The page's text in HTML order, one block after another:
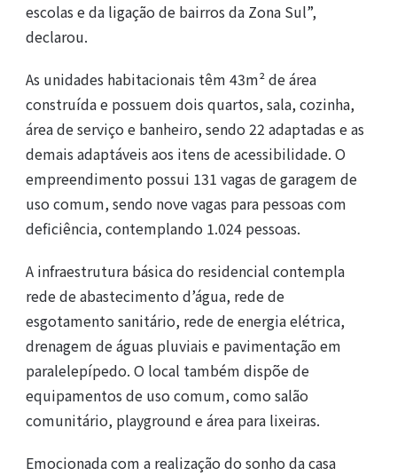
escolas e da ligação de bairros da Zona Sul”,
declarou.
As unidades habitacionais têm 43m² de área
construída e possuem dois quartos, sala, cozinha,
área de serviço e banheiro, sendo 22 adaptadas e as
demais adaptáveis aos itens de acessibilidade. O
empreendimento possui 131 vagas de garagem de
uso comum, sendo nove vagas para pessoas com
deficiência, contemplando 1.024 pessoas.
A infraestrutura básica do residencial contempla
rede de abastecimento d’água, rede de
esgotamento sanitário, rede de energia elétrica,
drenagem de águas pluviais e pavimentação em
paralelepípedo. O local também dispõe de
equipamentos de uso comum, como salão
comunitário, playground e área para lixeiras.
Emocionada com a realização do sonho da casa